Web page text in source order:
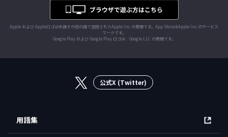
Apple および Appleロゴは米国その他の国で登録されたApple Inc.の商標です。App StoreはApple Inc.のサービス
マークです。
Google Play および Google Play ロゴは、Google LLC の商標です。
公式X (Twitter)
用語集